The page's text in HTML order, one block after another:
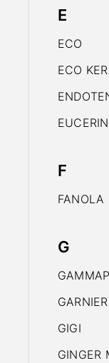
E
ECO
ECO
EUCERIN
F
FANOLA
G
GARNIER
GIGI
GINGER